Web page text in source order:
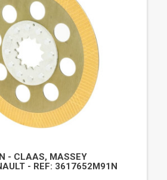
- CLAAS, MASSEY
- REF: 3617652M91N